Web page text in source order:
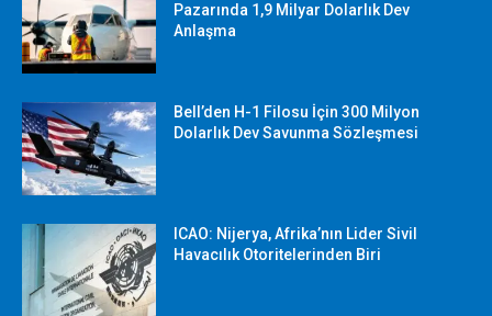
Pazarında 1,9 Milyar Dolarlık Dev
Anlaşma
Bell’den H-1 Filosu İçin 300 Milyon
Dolarlık Dev Savunma Sözleşmesi
ICAO: Nijerya, Afrika’nın Lider Sivil
Havacılık Otoritelerinden Biri